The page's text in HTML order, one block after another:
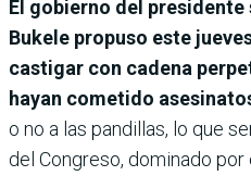
El gobierno del
Bukele propuso este
castigar con cadena
hayan cometido
o no a las pandillas, lo que
del Congreso, dominado por